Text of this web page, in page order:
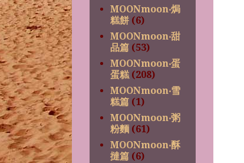
MOONmoon‧焗
糕餅 (6)
MOONmoon‧甜
品篇 (53)
MOONmoon‧蛋
蛋糕 (208)
MOONmoon‧雪
糕篇 (1)
MOONmoon‧粥
粉麵 (61)
MOONmoon‧酥
撻篇 (6)